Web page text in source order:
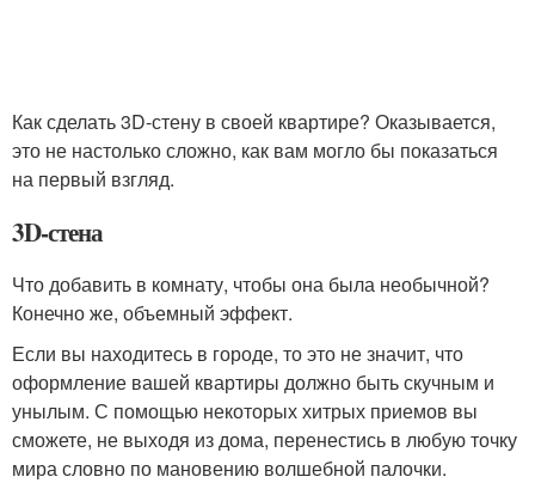
Как сделать 3D-стену в своей квартире? Оказывается,
это не настолько сложно, как вам могло бы показаться
на первый взгляд.
3D-стена
Что добавить в комнату, чтобы она была необычной?
Конечно же, объемный эффект.
Если вы находитесь в городе, то это не значит, что
оформление вашей квартиры должно быть скучным и
унылым. С помощью некоторых хитрых приемов вы
сможете, не выходя из дома, перенестись в любую точку
мира словно по мановению волшебной палочки.